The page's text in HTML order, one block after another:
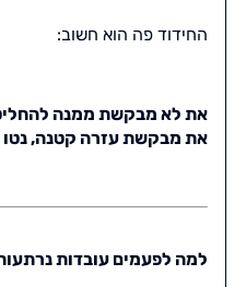
החידוד פה הוא חשוב:
את לא מבקשת ממנה
את מבקשת עזרה קטנה, נטו
למה לפעמים עובדות